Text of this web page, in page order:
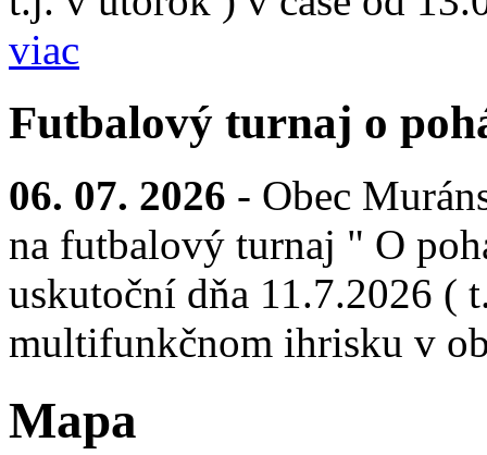
viac
Futbalový turnaj o
06. 07. 2026 - Obec
na futbalový turnaj " O
uskutoční dňa 11.7.2026 (
multifunkčnom ihrisku v
Mapa